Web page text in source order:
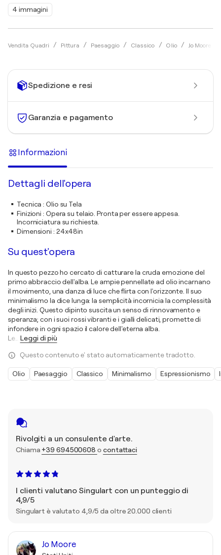
4 immagini
Vendita Quadri Pittura Paesaggio Classico Olio Jo Moore
Spedizione e resi
Garanzia e pagamento
Rivolgiti a un consulente d'arte.
Chiama +39 694500608 o contattaci
I clienti valutano Singulart con un punteggio di
4,9/5
Singulart è valutato 4,9/5 da oltre 20.000 clienti
Jo Moore
Informazioni
Dettagli dell'opera
Tecnica :Olio su Tela
Finizioni : Opera su telaio. Pronta per essere appesa.
Incorniciatura su richiesta.
Dimensioni : 24x48in
Su quest'opera
In questo pezzo ho cercato di catturare la cruda emozione del
primo abbraccio dell'alba. Le ampie pennellate ad olio incarnano
il movimento, una danza di luce che flirta con l'orizzonte. Il suo
minimalismo la dice lunga: la semplicità incornicia la complessità
degli inizi. Questo dipinto suscita un senso di rinnovamento e
speranza; con i suoi rossi vibranti e i gialli delicati, promette di
infondere in ogni spazio il calore dell'eterna alba.
Le
Leggi di più
Questo contenuto e' stato automaticamente tradotto.
Olio Paesaggio Classico Minimalismo Espressionismo